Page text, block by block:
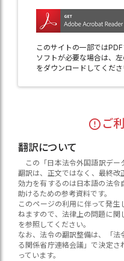
このサイトの一部では
ソフトが必要な場合は、
をダウンロードしてくださ
ご
翻訳について
この「日本法令外国語訳デ
翻訳は、正文ではなく、最終改
効力を有するのは日本語の法令
助けるための参考資料です。
このページの利用に伴って発
ねますので、法律上の問題に関
を参照してください。
なお、法令の翻訳整備は、「
る関係省庁連絡会議」で決定さ
っています。